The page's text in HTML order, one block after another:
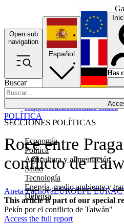
Open sub
navigation
Buscar
SECCIONES POLÍTICAS
Economía
Política
Agricultura y alimentación
Salud
Tecnología
Energía, medio ambiente y
Defensa
RapporteurEconomíaPolítica
Español
Has
Roce entre
conflicto de
POLÍTICA
Aneta ZachováEUROEFE
This article is part of our special
Pekín por el conflicto de Taiwán"
Access the full report